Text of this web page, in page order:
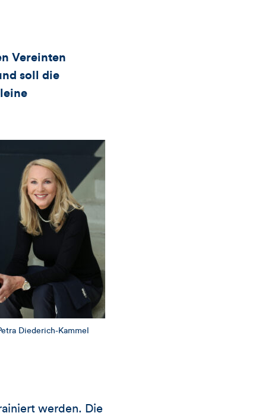
und
Kommentare
Artikels
Vereinten
soll die
Diederich-Kammel
werden. Die